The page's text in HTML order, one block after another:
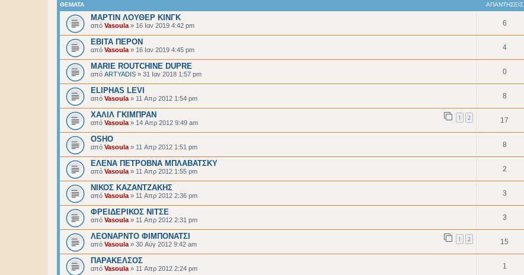
ΘΈΜΑΤΑ ΑΠΑΝΤΉΣΕΙΣ
ΜΑΡΤΙΝ ΛΟΥΘΕΡ ΚΙΝΓΚ
από Vasoula » 16 Ιαν 2019 4:42 pm 6
ΕΒΙΤΑ ΠΕΡΟΝ
από Vasoula » 16 Ιαν 2019 4:45 pm 4
MARIE ROUTCHINE DUPRE
από ARTYADIS » 31 Ιαν 2018 1:57 pm 0
ELIPHAS LEVI
από Vasoula » 11 Απρ 2012 1:54 pm 8
ΧΑΛΙΛ ΓΚΙΜΠΡΑΝ
από Vasoula » 14 Απρ 2012 9:49 am
1 2 17
ΟSHO
από Vasoula » 11 Απρ 2012 1:51 pm 8
ΕΛΕΝΑ ΠΕΤΡΟΒΝΑ ΜΠΛΑΒΑΤΣΚΥ
από Vasoula » 11 Απρ 2012 1:55 pm 2
ΝΙΚΟΣ ΚΑΖΑΝΤΖΑΚΗΣ
από Vasoula » 11 Απρ 2012 2:36 pm 3
ΦΡΕΙΔΕΡΙΚΟΣ ΝΙΤΣΕ
από Vasoula » 11 Απρ 2012 2:31 pm 3
ΛΕΟΝΑΡΝΤΟ ΦΙΜΠΟΝΑΤΣΙ
από Vasoula » 30 Αύγ 2012 9:42 am
1 2 15
ΠΑΡΑΚΕΛΣΟΣ
από Vasoula » 11 Απρ 2012 2:24 pm 1